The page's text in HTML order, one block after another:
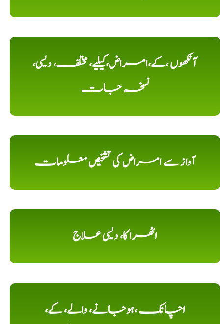
آنکھوں ،کے،امراض،کیلیے، مختلف، دیسی،
نسخہ جات
آواز سے امراض کی تشخیص معلومات
اٹھرا کا، دیسی علاج
اچانک ،ہوجانے، والے، کے،